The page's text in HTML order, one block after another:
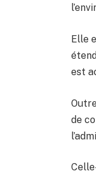
Elle
est
de